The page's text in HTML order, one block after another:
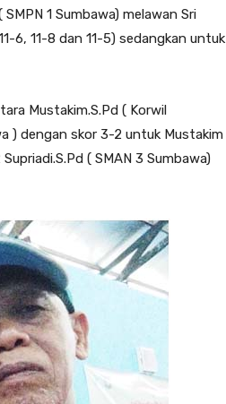
1 Sumbawa) melawan Sri
6, 11-8 dan 11-5) sedangkan untuk
Mustakim.S.Pd ( Korwil
) dengan skor 3-2 untuk Mustakim
( SMAN 3 Sumbawa)